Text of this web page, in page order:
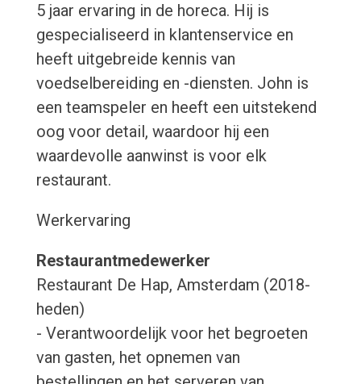
5 jaar ervaring in de horeca. Hij is
gespecialiseerd in klantenservice en
heeft uitgebreide kennis van
voedselbereiding en -diensten. John is
een teamspeler en heeft een uitstekend
oog voor detail, waardoor hij een
waardevolle aanwinst is voor elk
restaurant.
Werkervaring
Restaurantmedewerker
Restaurant De Hap, Amsterdam (2018-
heden)
- Verantwoordelijk voor het begroeten
van gasten, het opnemen van